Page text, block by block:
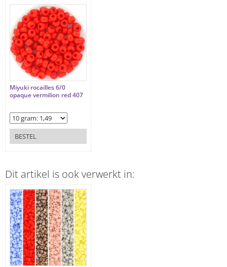
Miyuki rocailles 6/0
opaque vermilion red 407
BESTEL
Dit artikel is ook verwerkt in: